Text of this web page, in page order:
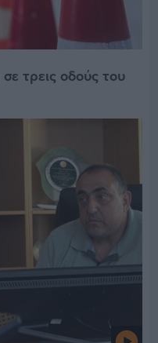
τρεις οδούς του